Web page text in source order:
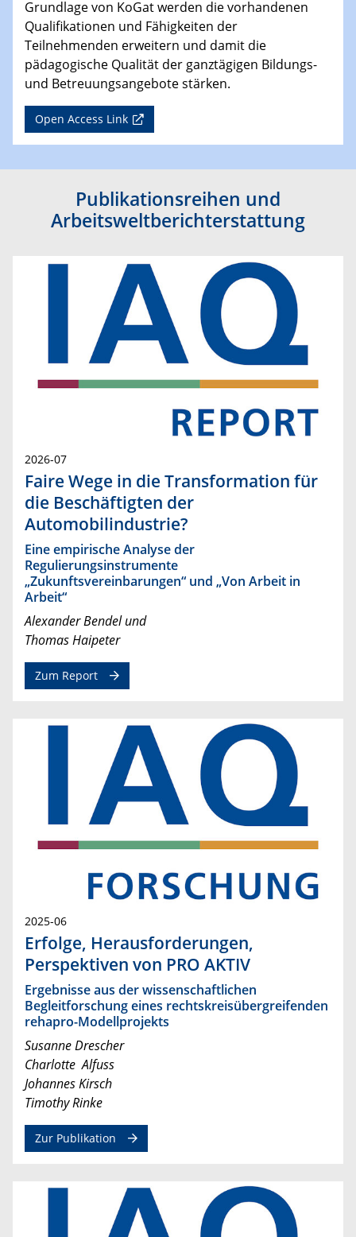
Grundlage von KoGat werden die vorhandenen
Qualifikationen und Fähigkeiten der
Teilnehmenden erweitern und damit die
pädagogische Qualität der ganztägigen Bildungs-
und Betreuungsangebote stärken.
Open Access Link
Publikationsreihen und
Arbeitsweltberichterstattung
2026-07
Faire Wege in die Transformation für
die Beschäftigten der
Automobilindustrie?
Eine empirische Analyse der
Regulierungsinstrumente
„Zukunftsvereinbarungen“ und „Von Arbeit in
Arbeit“
Alexander Bendel und
Thomas Haipeter
Zum Report
2025-06
Erfolge, Herausforderungen,
Perspektiven von PRO AKTIV
Ergebnisse aus der wissenschaftlichen
Begleitforschung eines rechtskreisübergreifenden
rehapro-Modellprojekts
Susanne Drescher
Charlotte Alfuss
Johannes Kirsch
Timothy Rinke
Zur Publikation